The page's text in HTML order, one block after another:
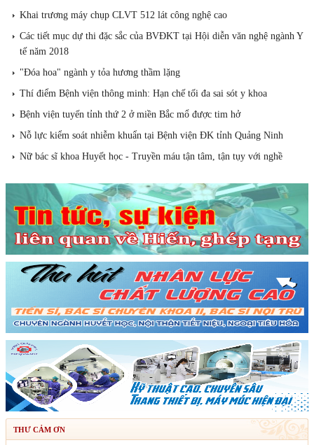
Khai trương máy chụp CLVT 512 lát công nghệ cao
Các tiết mục dự thi đặc sắc của BVĐKT tại Hội diễn văn nghệ ngành Y
tế năm 2018
"Đóa hoa" ngành y tỏa hương thầm lặng
Thí điểm Bệnh viện thông minh: Hạn chế tối đa sai sót y khoa
Bệnh viện tuyến tỉnh thứ 2 ở miền Bắc mổ được tim hở
Nỗ lực kiểm soát nhiễm khuẩn tại Bệnh viện ĐK tỉnh Quảng Ninh
Nữ bác sĩ khoa Huyết học - Truyền máu tận tâm, tận tụy với nghề
THƯ CẢM ƠN